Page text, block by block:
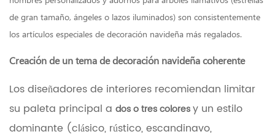
de gran tamaño, ángeles o lazos iluminados) son consistentemente
los artículos especiales de decoración navideña más regalados.
Creación de un tema de decoración navideña coherente
Los diseñadores de interiores recomiendan limitar
su paleta principal a dos o tres coloresy un estilo
dominante (clásico, rústico, escandinavo,